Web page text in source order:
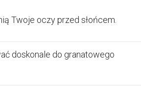
Twoje oczy przed słońcem.
doskonale do granatowego